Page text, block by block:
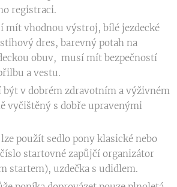
registraci.
mít vhodnou výstroj, bílé jezdecké
dres, barevný potah na
obuv, musí mít bezpečností
a vestu.
být v dobrém zdravotním a výživném
vyčištěný s dobře upravenými
použít sedlo pony klasické nebo
startovné zapůjčí organizátor
startem), uzdečka s udidlem.